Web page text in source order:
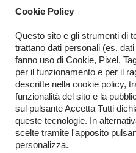
Azienda
Contatti
Copyright © 2026 Auto Drive
Leggi l'informativa sulla privacy
Cookie Policy
Questo sito e gli strumenti di
trattano dati personali (es.
fanno uso di Cookie, Pixel,
per il funzionamento e per il
descritte nella cookie policy,
funzionalità del sito e la
sul pulsante Accetta Tutti
queste tecnologie. In
scelte tramite l'apposito
personalizza.